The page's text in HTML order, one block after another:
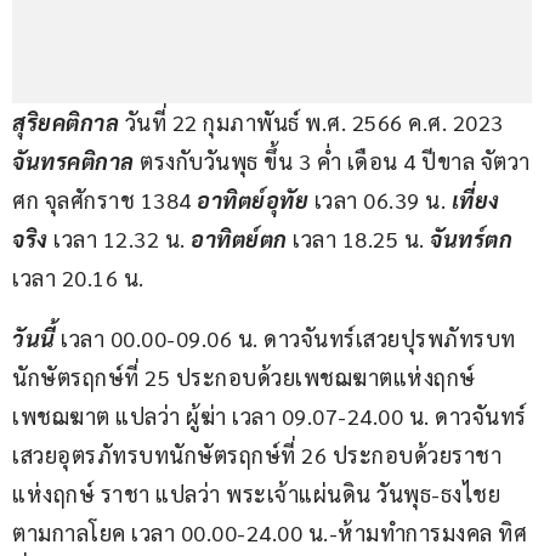
สุริยคติกาล วันที่ 22 กุมภาพันธ์ พ.ศ. 2566 ค.ศ. 2023
จันทรคติกาล ตรงกับวันพุธ ขึ้น 3 ค่ำ เดือน 4 ปีขาล จัตวา
ศก จุลศักราช 1384 อาทิตย์อุทัย เวลา 06.39 น. เที่ยง
จริง เวลา 12.32 น. อาทิตย์ตก เวลา 18.25 น. จันทร์ตก
เวลา 20.16 น.
วันนี้ เวลา 00.00-09.06 น. ดาวจันทร์เสวยปุรพภัทรบท
นักษัตรฤกษ์ที่ 25 ประกอบด้วยเพชฌฆาตแห่งฤกษ์
เพชฌฆาต แปลว่า ผู้ฆ่า เวลา 09.07-24.00 น. ดาวจันทร์
เสวยอุตรภัทรบทนักษัตรฤกษ์ที่ 26 ประกอบด้วยราชา
แห่งฤกษ์ ราชา แปลว่า พระเจ้าแผ่นดิน วันพุธ-ธงไชย
ตามกาลโยค เวลา 00.00-24.00 น.-ห้ามทำการมงคล ทิศ